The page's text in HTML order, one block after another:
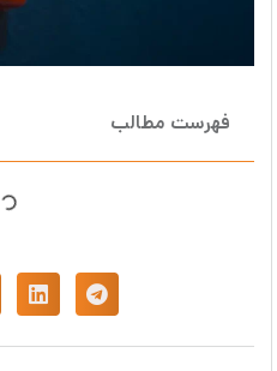
فهرست مطالب